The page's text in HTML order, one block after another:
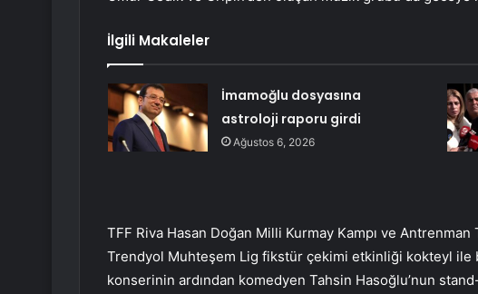
İlgili Makaleler
İmamoğlu dosyasına
astroloji raporu girdi
Ağustos 6, 2026
TFF Riva Hasan Doğan Milli Kurmay Kampı ve
Trendyol Muhteşem Lig fikstür çekimi etkinliği kokteyl ile
konserinin ardından komedyen Tahsin Hasoğlu’nun